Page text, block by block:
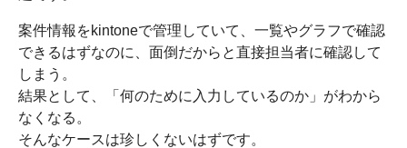
案件情報をkintoneで管理していて、一覧やグラフで確認
できるはずなのに、面倒だからと直接担当者に確認して
しまう。
結果として、「何のために入力しているのか」がわから
なくなる。
そんなケースは珍しくないはずです。